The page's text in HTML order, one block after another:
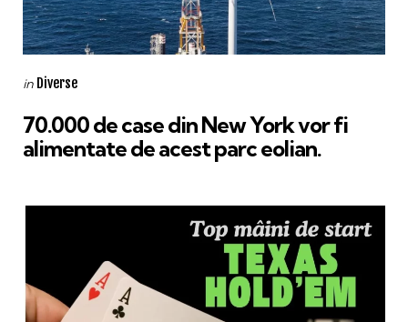
Categories
Posted
in Diverse
70.000 de case din New York vor fi
alimentate de acest parc eolian.